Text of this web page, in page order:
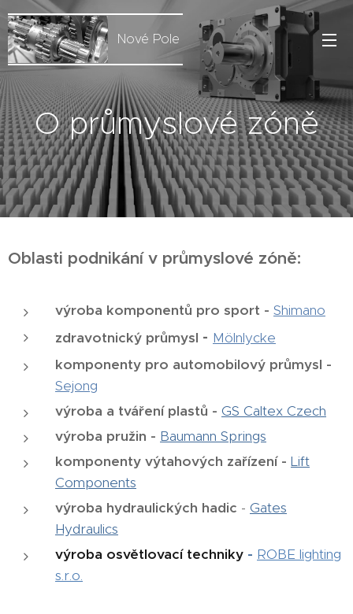
Nové Pole
O průmyslové zóně
Oblasti podnikání v průmyslové zóně:
výroba komponentů pro sport - Shimano
zdravotnický průmysl - Mölnlycke
komponenty pro automobilový průmysl -
Sejong
výroba a tváření plastů - GS Caltex Czech
výroba pružin - Baumann Springs
komponenty výtahových zařízení - Lift
Components
výroba hydraulických hadic - Gates
Hydraulics
výroba osvětlovací techniky - ROBE lighting
s.r.o.